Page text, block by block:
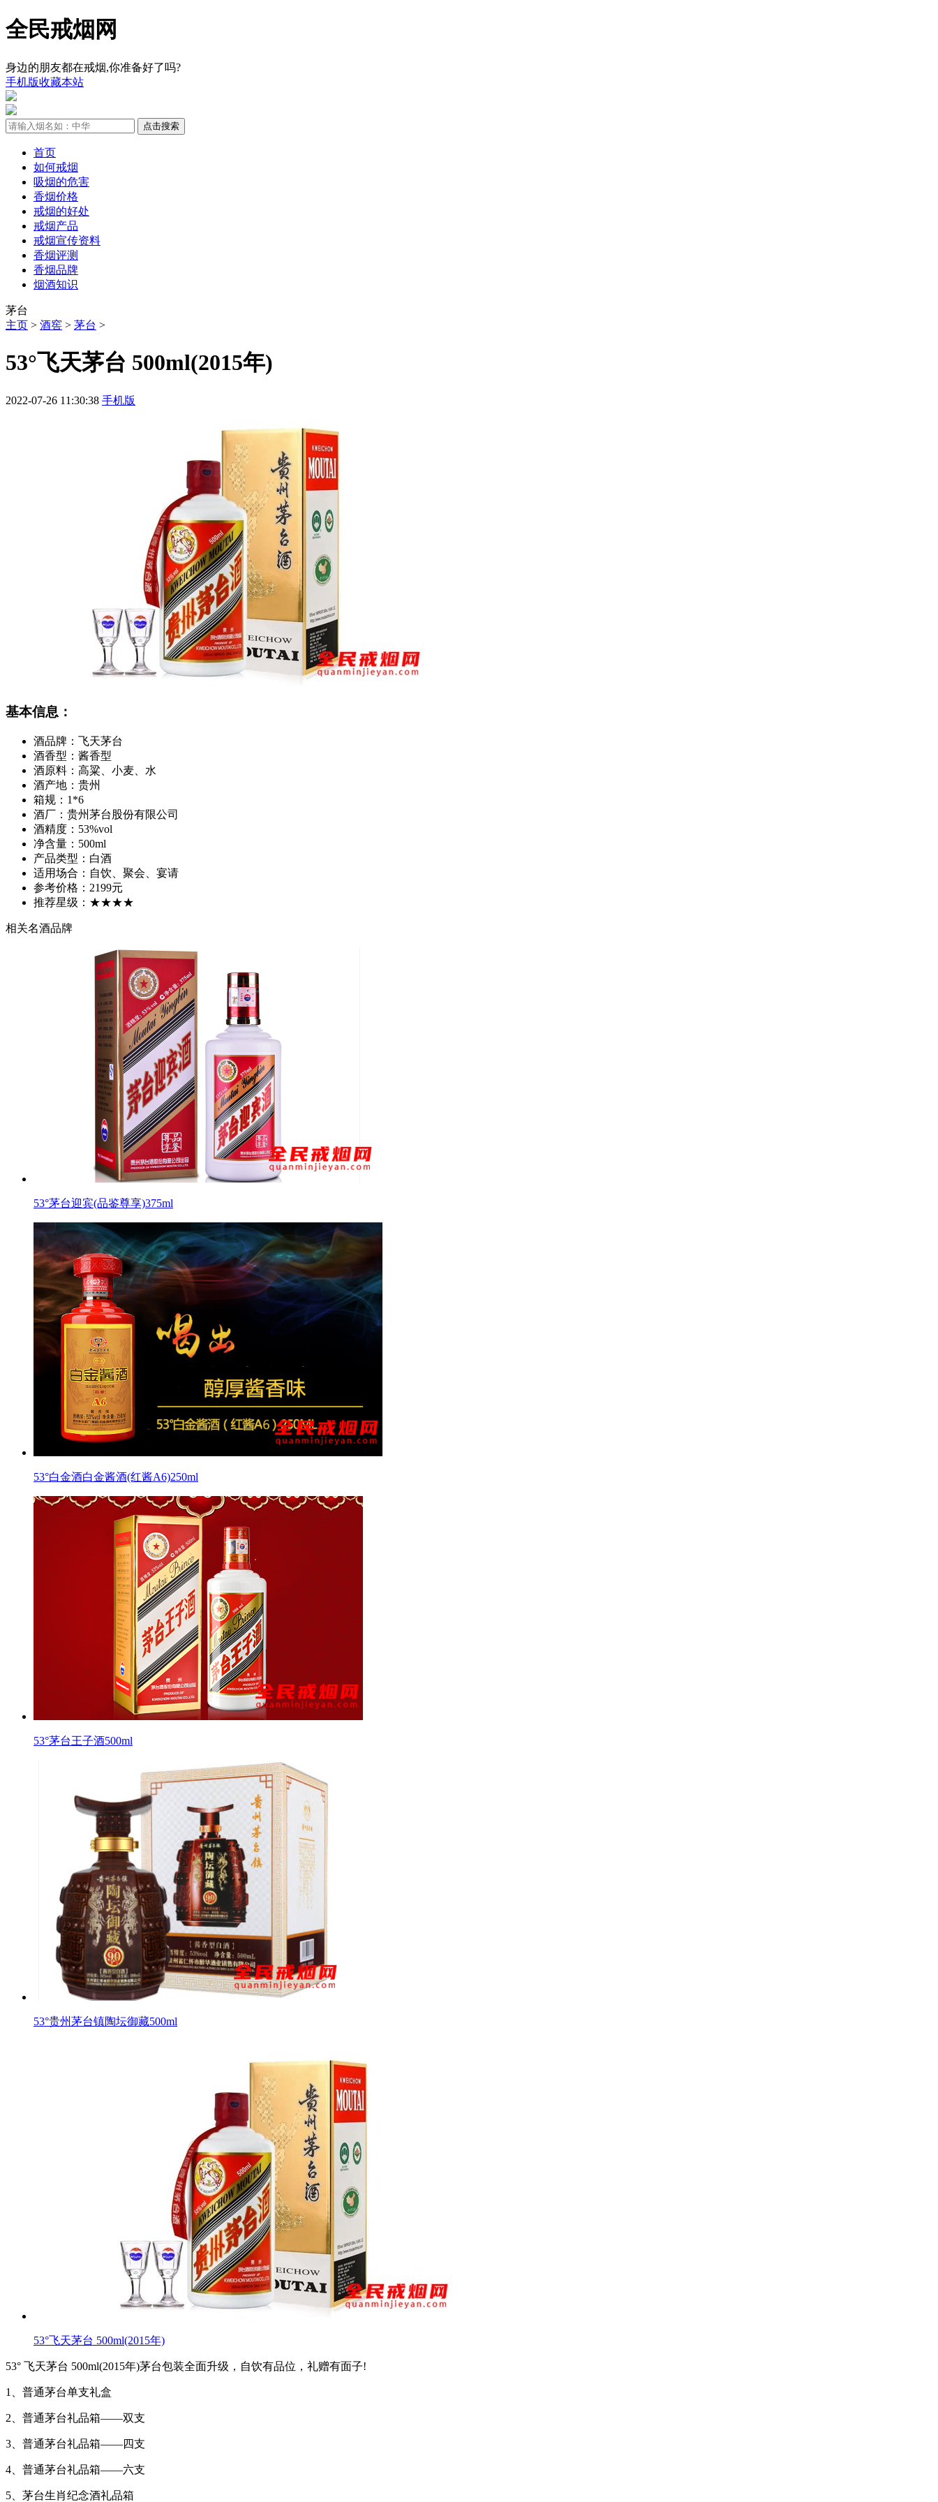
全民戒烟网
身边的朋友都在戒烟,你准备好了吗?
手机版收藏本站
首页
如何戒烟
吸烟的危害
香烟价格
戒烟的好处
戒烟产品
戒烟宣传资料
香烟评测
香烟品牌
烟酒知识
茅台
主页 > 酒窖 > 茅台 >
53°飞天茅台 500ml(2015年)
2022-07-26 11:30:38 手机版
基本信息：
酒品牌： 飞天茅台
酒香型： 酱香型
酒原料： 高粱、小麦、水
酒产地： 贵州
箱规： 1*6
酒厂： 贵州茅台股份有限公司
酒精度： 53%vol
净含量： 500ml
产品类型： 白酒
适用场合： 自饮、聚会、宴请
参考价格： 2199元
推荐星级： ★★★★
相关名酒品牌
53°茅台迎宾(品鉴尊享)375ml
53°白金酒白金酱酒(红酱A6)250ml
53°茅台王子酒500ml
53°贵州茅台镇陶坛御藏500ml
53°飞天茅台 500ml(2015年)
53° 飞天茅台 500ml(2015年)茅台包装全面升级，自饮有品位，礼赠有面子!
1、普通茅台单支礼盒
2、普通茅台礼品箱——双支
3、普通茅台礼品箱——四支
4、普通茅台礼品箱——六支
5、茅台生肖纪念酒礼品箱